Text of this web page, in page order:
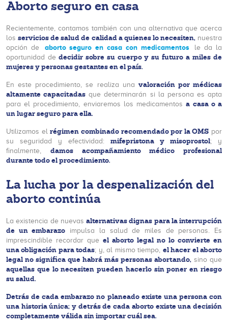
Aborto seguro en casa
Recientemente, contamos también con una alternativa que acerca
losservicios de salud de calidad a quienes lo necesiten,nuestra
opción de
aborto seguro en casa con medicamentos
le da la
oportunidad dedecidir sobre su cuerpo y su futuro a miles de
mujeres y personas gestantes en el país.
En este procedimiento, se realiza una valoración por médicas
altamente capacitadas que determinarán si la persona es apta
para el procedimiento, enviaremos los medicamentosa casa o a
un lugar seguro para ella.
Utilizamos elrégimen combinado recomendado por la OMS por
su seguridad y efectividad: mifepristona y misoprostol; y
finalmente, damos acompañamiento médico profesional
durante todo el procedimiento.
La lucha por la despenalización del
aborto continúa
La existencia de nuevas alternativas dignas para la interrupción
de un embarazo impulsa la salud de miles de personas. Es
imprescindible recordar que el aborto legal no lo convierte en
una obligación para todas; y, al mismo tiempo, el hacer el aborto
legal no significa que habrá más personas abortando, sino que
aquellas que lo necesiten pueden hacerlo sin poner en riesgo
su salud.
Detrás de cada embarazo no planeado existe una persona con
una historia única; y detrás de cada aborto existe una decisión
completamente válida sin importar cuál sea.